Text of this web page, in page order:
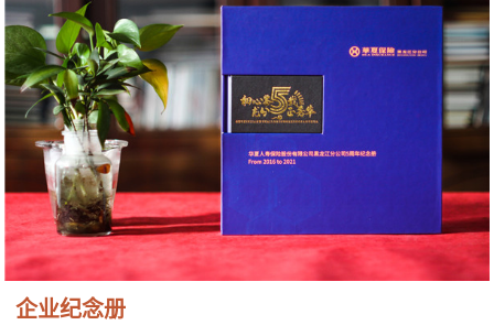
企业纪念册